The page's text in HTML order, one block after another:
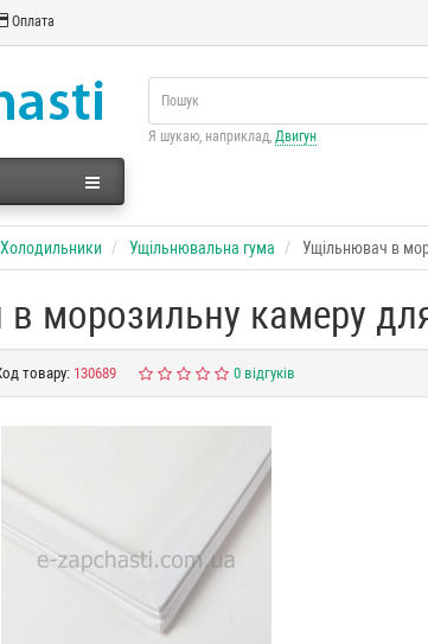
Оплата
Я шукаю, наприклад, Двигун
Холодильники Ущільнювальна гума Ущільнювач в
морозильну камеру
товару: 130689 0 відгуків